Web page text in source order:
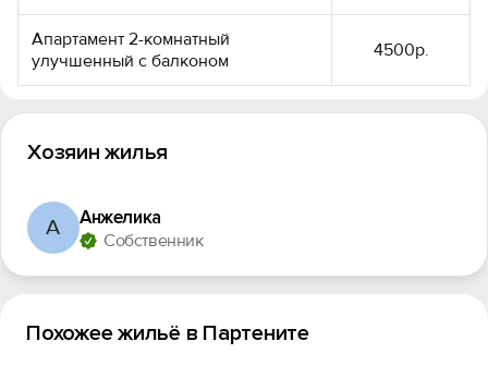
Апартамент 2-комнатный
улучшенный с балконом
4500р.
Хозяин жилья
А Анжелика
Собственник
Похожее жильё в Партените